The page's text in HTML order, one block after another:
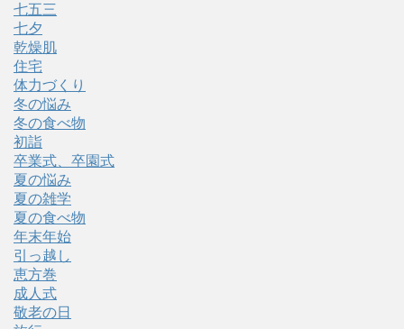
七五三
七夕
乾燥肌
住宅
体力づくり
冬の悩み
冬の食べ物
初詣
卒業式、卒園式
夏の悩み
夏の雑学
夏の食べ物
年末年始
引っ越し
恵方巻
成人式
敬老の日